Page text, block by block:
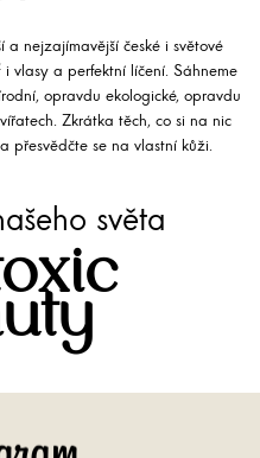
nejzajímavější české i světové
vlasy a perfektní líčení. Sáhneme
opravdu ekologické, opravdu
Zkrátka těch, co si na nic
přesvědčte se na vlastní kůži.
světa